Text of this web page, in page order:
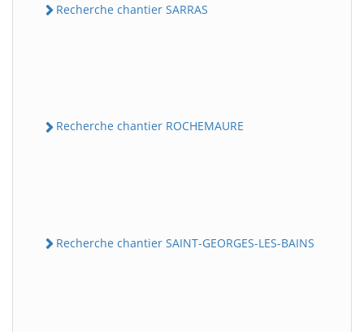
Recherche chantier SARRAS
Recherche chantier ROCHEMAURE
Recherche chantier SAINT-GEORGES-LES-BAINS